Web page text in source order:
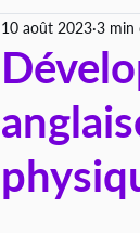
10 août 2023 3 min